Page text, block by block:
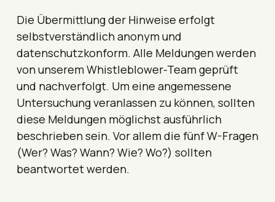
Die Übermittlung der Hinweise erfolgt
selbstverständlich anonym und
datenschutzkonform. Alle Meldungen werden
von unserem Whistleblower-Team geprüft
und nachverfolgt. Um eine angemessene
Untersuchung veranlassen zu können, sollten
diese Meldungen möglichst ausführlich
beschrieben sein. Vor allem die fünf W-Fragen
(Wer? Was? Wann? Wie? Wo?) sollten
beantwortet werden.